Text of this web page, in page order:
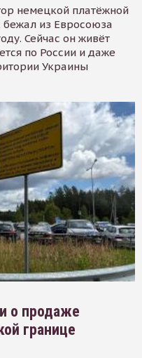
немецкой платёжной
из Евросоюза
Сейчас он живёт
по России и даже
Украины
о продаже
границе